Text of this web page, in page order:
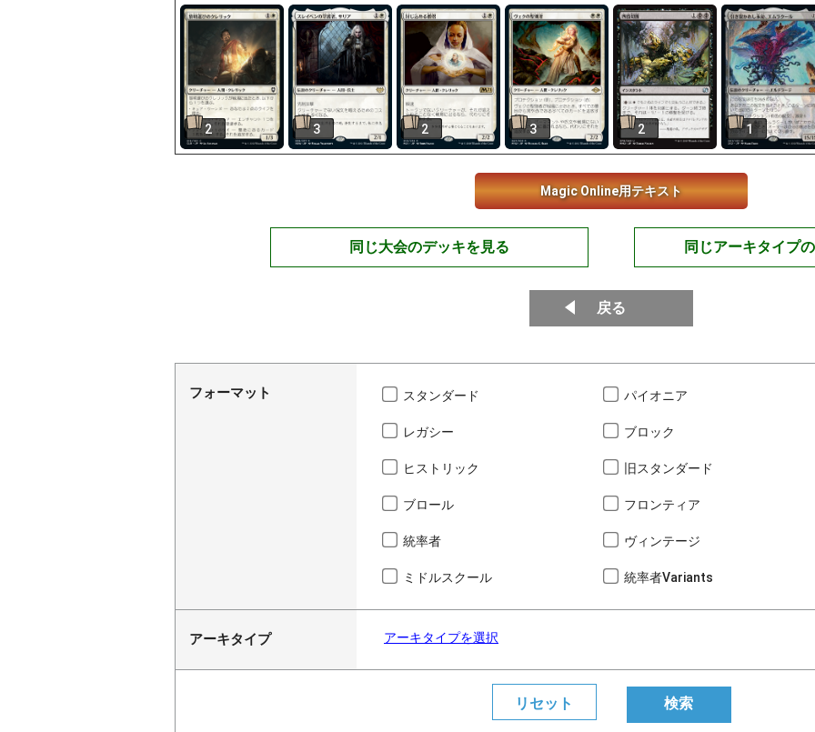
2 3 2 3 2 1
Magic Online用テキスト
同じ大会のデッキを見る 同じアーキタイプ
戻る
フォーマット スタンダード パイオニア
レガシー ブロック
ヒストリック 旧スタンダード
ブロール フロンティア
統率者 ヴィンテージ
ミドルスクール 統率者Variants
アーキタイプ アーキタイプを選択